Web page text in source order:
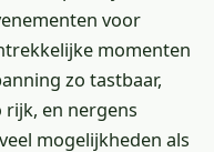
voor
momenten
zo tastbaar,
rijk, en nergens
mogelijkheden als